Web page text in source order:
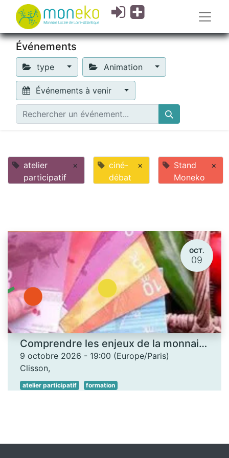
Événements
type Animation
Événements à venir
atelier
participatif
×
ciné-
débat
×
Stand
Moneko
×
OCT.
09
Comprendre les enjeux de la monnaie locale - Les Ateliers des savoirs
9 octobre 2026 - 19:00 (Europe/Paris)
Clisson,
atelier participatif formation